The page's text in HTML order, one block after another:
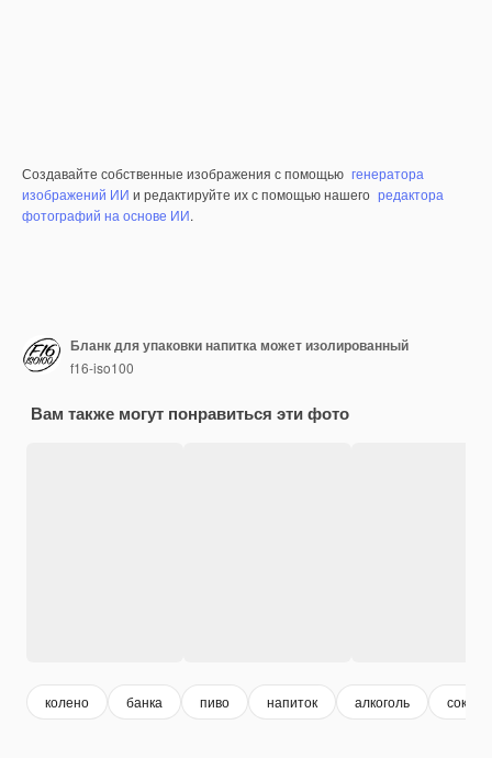
Создавайте собственные изображения с помощью генератора
изображений ИИ и редактируйте их с помощью нашего редактора
фотографий на основе ИИ.
Бланк для упаковки напитка может изолированный
f16-iso100
Вам также могут понравиться эти фото
колено банка пиво напиток алкоголь сок